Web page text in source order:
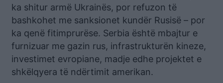
ka shitur armë Ukrainës, por refuzon të
bashkohet me sanksionet kundër Rusisë – por
ka qenë fitimprurëse. Serbia është mbajtur e
furnizuar me gazin rus, infrastrukturën kineze,
investimet evropiane, madje edhe projektet e
shkëlqyera të ndërtimit amerikan.